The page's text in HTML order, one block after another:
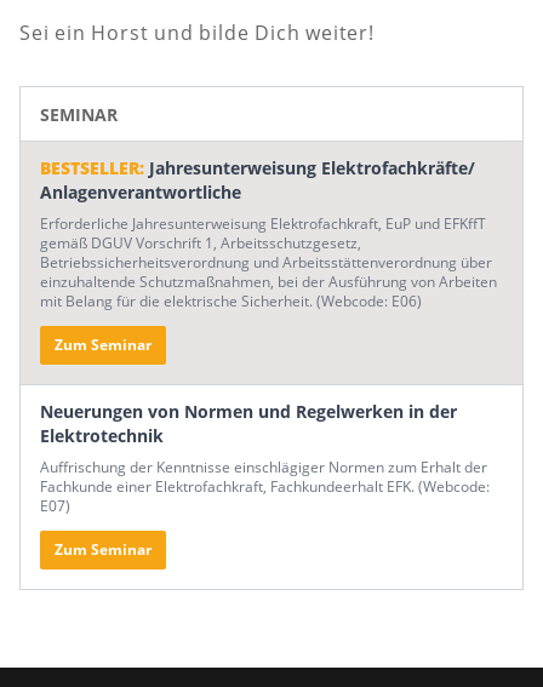
Sei ein Horst und bilde Dich weiter!
SEMINAR
BESTSELLER: Jahresunterweisung Elektrofachkräfte/
Anlagenverantwortliche
Erforderliche Jahresunterweisung Elektrofachkraft, EuP und EFKffT
gemäß DGUV Vorschrift 1, Arbeitsschutzgesetz,
Betriebssicherheitsverordnung und Arbeitsstättenverordnung über
einzuhaltende Schutzmaßnahmen, bei der Ausführung von Arbeiten
mit Belang für die elektrische Sicherheit. (Webcode: E06)
Zum Seminar
Neuerungen von Normen und Regelwerken in der
Elektrotechnik
Auffrischung der Kenntnisse einschlägiger Normen zum Erhalt der
Fachkunde einer Elektrofachkraft, Fachkundeerhalt EFK. (Webcode:
E07)
Zum Seminar